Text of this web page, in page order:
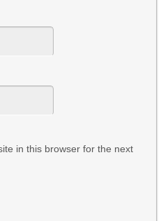
in this browser for the next